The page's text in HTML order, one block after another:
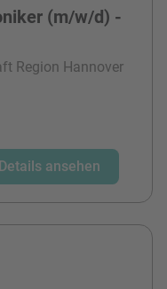
(m/w/d) -
Region Hannover
Details ansehen